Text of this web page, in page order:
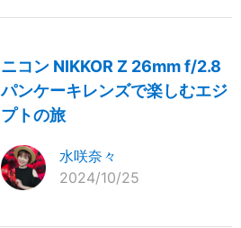
ニコン NIKKOR Z 26mm f/2.8
パンケーキレンズで楽しむエジ
プトの旅
水咲奈々
2024/10/25